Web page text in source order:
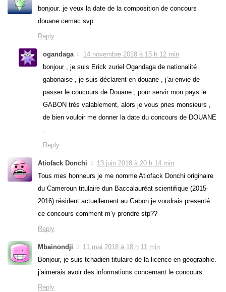
bonjour. je veux la date de la composition de concours
douane cemac svp.
Reply
ogandaga
14 novembre 2018 à 15 h 12 min
bonjour , je suis Erick zuriel Ogandaga de nationalité
gabonaise , je suis déclarent en douane , j’ai envie de
passer le coucours de Douane , pour servir mon pays le
GABON très valablement, alors je vous pries monsieurs ,
de bien vouloir me donner la date du concours de DOUANE
Reply
Atiofack Donchi
13 juin 2018 à 20 h 14 min
Tous mes honneurs je me nomme Atiofack Donchi originaire
du Cameroun titulaire dun Baccalauréat scientifique (2015-
2016) résident actuellement au Gabon je voudrais presenté
ce concours comment m’y prendre stp??
Reply
Mbainondji
11 mai 2018 à 18 h 11 min
Bonjour, je suis tchadien titulaire de la licence en géographie.
j’aimerais avoir des informations concernant le concours.
Reply